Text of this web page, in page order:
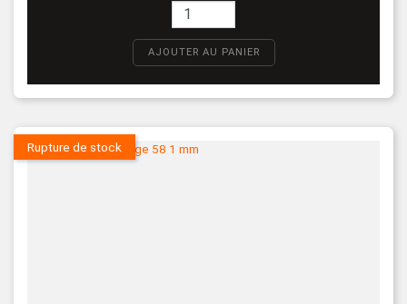
AJOUTER AU PANIER
Rupture de stock